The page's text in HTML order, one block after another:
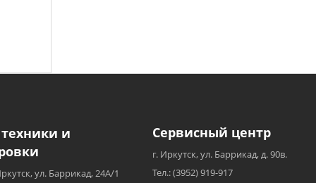
и
ул. Баррикад, 24А/1
Сервисный центр
г. Иркутск, ул. Баррикад, д. 90в.
Тел.: (3952) 919-917